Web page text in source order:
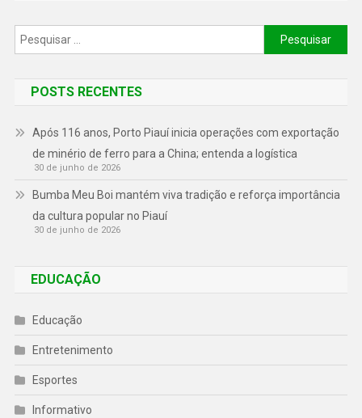
POSTS RECENTES
Após 116 anos, Porto Piauí inicia operações com exportação
de minério de ferro para a China; entenda a logística
30 de junho de 2026
Bumba Meu Boi mantém viva tradição e reforça importância
da cultura popular no Piauí
30 de junho de 2026
EDUCAÇÃO
Educação
Entretenimento
Esportes
Informativo